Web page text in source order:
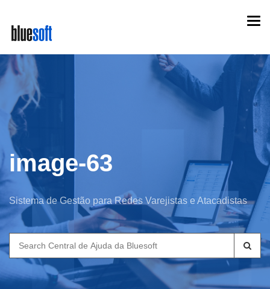
main
content
image-63
Sistema de Gestão para Redes Varejistas e Atacadistas
Search
for: